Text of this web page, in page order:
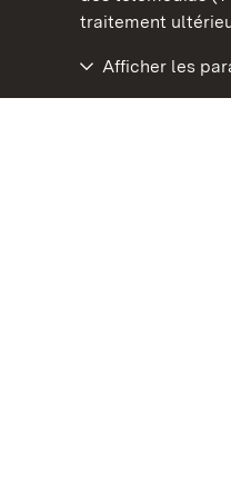
traitement
Afficher les